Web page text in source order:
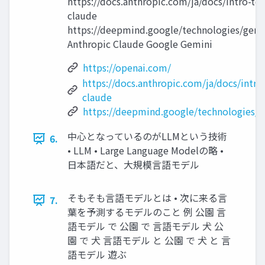
claude
https://deepmind.google/technologies/
Anthropic Claude Google Gemini
https://openai.com/
https://docs.anthropic.com/ja/docs/
claude
https://deepmind.google/technologies/
6.
中心となっているのがLLMという技術
• LLM • Large Language Modelの略 •
日本語だと、大規模言語モデル
7.
そもそも言語モデルとは • 次に来る言
葉を予測するモデルのこと 例 公園 言
語モデル で 公園 で 言語モデル 犬 公
園 で 犬 言語モデル と 公園 で 犬 と 言
語モデル 遊ぶ